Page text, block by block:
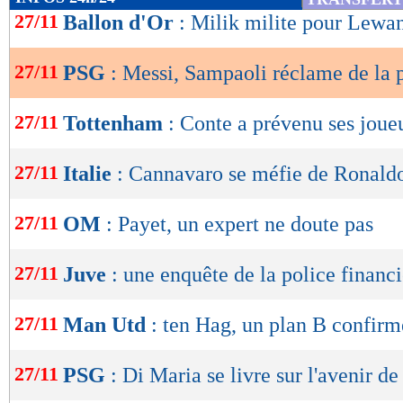
de
OK
27/11 Ballon d'Or : Milik milite pour
27/11 PSG : Messi, Sampaoli réclame de la
27/11 Tottenham : Conte a prévenu ses
27/11 Italie : Cannavaro se méfie de
27/11 OM : Payet, un expert ne doute pas
27/11 Juve : une enquête de la police
27/11 Man Utd : ten Hag, un plan B
27/11 PSG : Di Maria se livre sur l'avenir de